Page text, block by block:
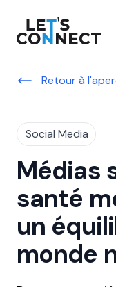
Let's Connect
le menu
Retour à
Social Media
Médias
santé
un
monde